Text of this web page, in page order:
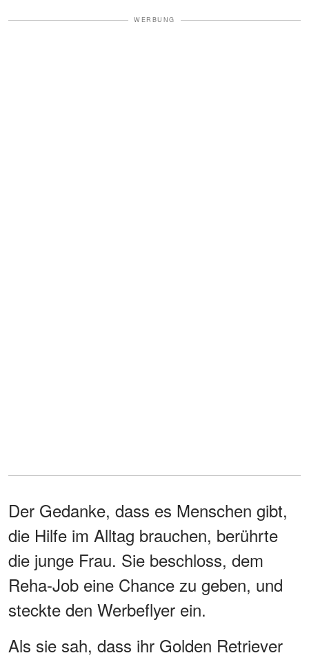
WERBUNG
Der Gedanke, dass es Menschen gibt,
die Hilfe im Alltag brauchen, berührte
die junge Frau. Sie beschloss, dem
Reha-Job eine Chance zu geben, und
steckte den Werbeflyer ein.
Als sie sah, dass ihr Golden Retriever